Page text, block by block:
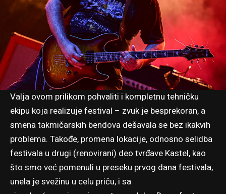
Valja ovom prilikom pohvaliti i kompletnu tehničku
ekipu koja realizuje festival – zvuk je besprekoran, a
smena takmičarskih bendova dešavala se bez ikakvih
problema. Takođe, promena lokacije, odnosno selidba
festivala u drugi (renovirani) deo tvrđave Kastel, kao
što smo već pomenuli u preseku prvog dana festivala,
unela je svežinu u celu priču, i sa